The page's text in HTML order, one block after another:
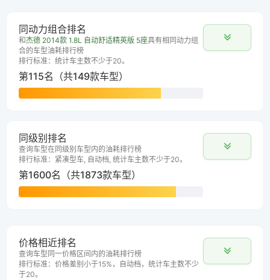
同动力组合排名
和杰德 2014款 1.8L 自动舒适精英版 5座具有相同动力组
合的车型油耗排行榜
排行标准：统计车主数不少于20。
第115名（共149款车型）
同级别排名
查询车型在同级别车型内的油耗排行榜
排行标准：紧凑型车, 自动档, 统计车主数不少于20。
第1600名（共1873款车型）
价格相近排名
查询车型同一价格区间内的油耗排行榜
排行标准：价格差别小于15%，自动档，统计车主数不少
于20。